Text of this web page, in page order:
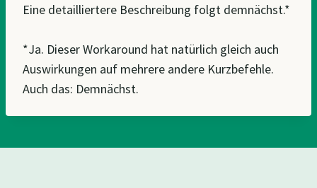
Eine detailliertere Beschreibung folgt demnächst.*
*Ja. Dieser Workaround hat natürlich gleich auch
Auswirkungen auf mehrere andere Kurzbefehle.
Auch das: Demnächst.